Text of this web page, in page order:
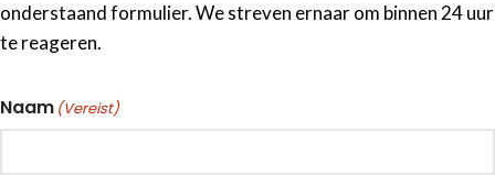
onderstaand formulier. We streven ernaar om binnen 24 uur
te reageren.
Naam (Vereist)